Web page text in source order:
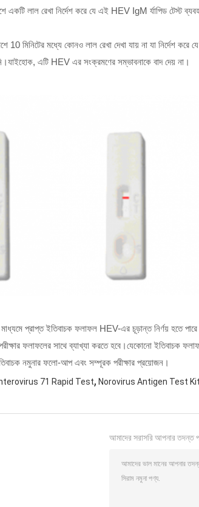
লাল রেখা নির্দেশ করে যে এই HEV IgM র্যাপিড টেস্ট
10 মিনিটের মধ্যে কোনও লাল রেখা দেখা যায় না যা নির্দেশ
এটি HEV এর সংক্রমণের সম্ভাবনাকে বাদ দেয় না।
প্রাপ্ত ইতিবাচক ফলাফল HEV-এর চূড়ান্ত নির্ণয় হতে
ফলাফলের সাথে ব্যাখ্যা করতে হবে।যেকোনো ইতিবাচক
নমুনার ফলো-আপ এবং সম্পূরক পরীক্ষার প্রয়োজন।
71 Rapid Test, Norovirus Antigen Test
আমাদের সরাসরি আপনার তদন্ত